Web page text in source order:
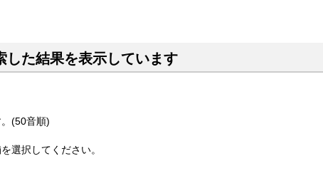
した結果を表示しています
(50音順)
選択してください。